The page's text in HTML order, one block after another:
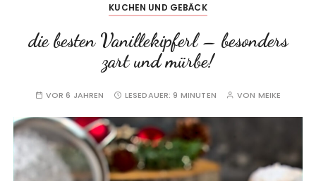
KUCHEN UND GEBÄCK
die besten Vanillekipferl – besonders
zart und mürbe!
VOR 6 JAHREN LESEDAUER: 9 MINUTEN VON MEIKE